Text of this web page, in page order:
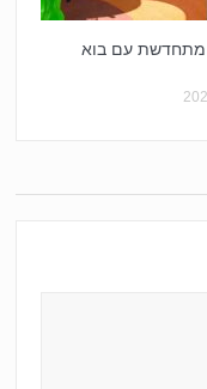
מתחדשת עם בוא